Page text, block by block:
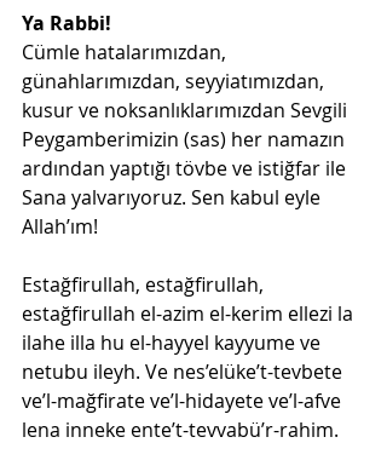
Ya Rabbi!
Cümle hatalarımızdan,
günahlarımızdan, seyyiatımızdan,
kusur ve noksanlıklarımızdan Sevgili
Peygamberimizin (sas) her namazın
ardından yaptığı tövbe ve istiğfar ile
Sana yalvarıyoruz. Sen kabul eyle
Allah’ım!
Estağfirullah, estağfirullah,
estağfirullah el-azim el-kerim ellezi la
ilahe illa hu el-hayyel kayyume ve
netubu ileyh. Ve nes’elüke’t-tevbete
ve’l-mağfirate ve’l-hidayete ve’l-afve
lena inneke ente’t-tevvabü’r-rahim.